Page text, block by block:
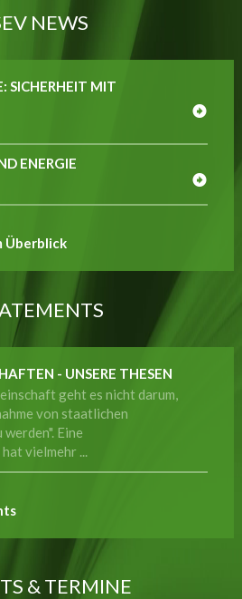
NEWS
SICHERHEIT MIT
ENERGIE
Überblick
- UNSERE THESEN
geht es nicht darum,
von staatlichen
Eine
vielmehr ...
& TERMINE